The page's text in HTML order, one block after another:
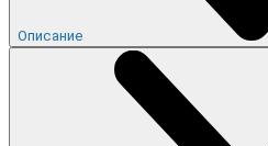
Описание